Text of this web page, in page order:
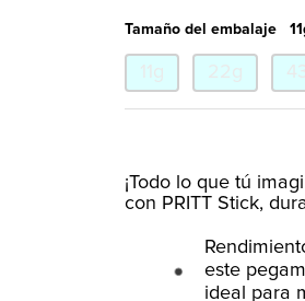
Tamaño del embalaje
¡Todo lo que tú
con PRITT Stick,
este
ideal para